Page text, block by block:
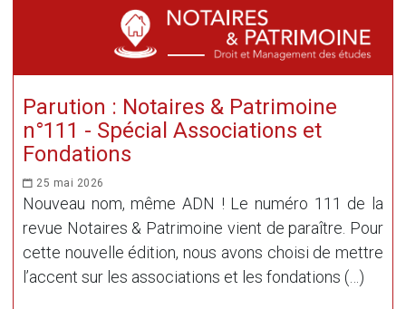
Parution : Notaires & Patrimoine
n°111 - Spécial Associations et
Fondations
25 mai 2026
Nouveau nom, même ADN ! Le numéro 111 de la
revue Notaires & Patrimoine vient de paraître. Pour
cette nouvelle édition, nous avons choisi de mettre
l’accent sur les associations et les fondations (…)